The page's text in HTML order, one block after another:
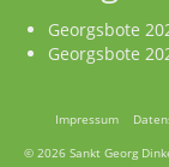
Georgsbote
Georgsbote
Impressum
© 2026 Sankt Georg